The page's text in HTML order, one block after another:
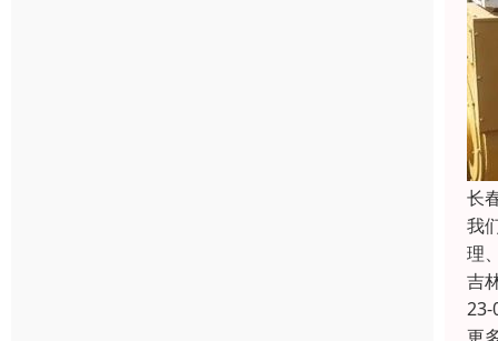
长
我
理
吉
23-